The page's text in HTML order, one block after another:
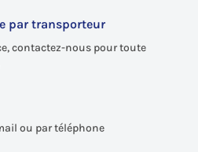
par transporteur
contactez-nous pour toute
ou par téléphone